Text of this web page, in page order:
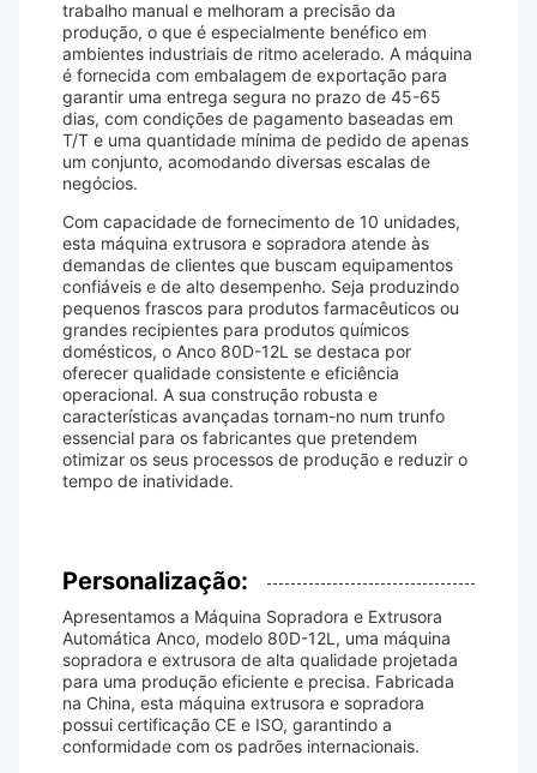
trabalho manual e melhoram a precisão da
produção, o que é especialmente benéfico em
ambientes industriais de ritmo acelerado. A máquina
é fornecida com embalagem de exportação para
garantir uma entrega segura no prazo de 45-65
dias, com condições de pagamento baseadas em
T/T e uma quantidade mínima de pedido de apenas
um conjunto, acomodando diversas escalas de
negócios.
Com capacidade de fornecimento de 10 unidades,
esta máquina extrusora e sopradora atende às
demandas de clientes que buscam equipamentos
confiáveis ​​e de alto desempenho. Seja produzindo
pequenos frascos para produtos farmacêuticos ou
grandes recipientes para produtos químicos
domésticos, o Anco 80D-12L se destaca por
oferecer qualidade consistente e eficiência
operacional. A sua construção robusta e
características avançadas tornam-no num trunfo
essencial para os fabricantes que pretendem
otimizar os seus processos de produção e reduzir o
tempo de inatividade.
Personalização:
Apresentamos a Máquina Sopradora e Extrusora
Automática Anco, modelo 80D-12L, uma máquina
sopradora e extrusora de alta qualidade projetada
para uma produção eficiente e precisa. Fabricada
na China, esta máquina extrusora e sopradora
possui certificação CE e ISO, garantindo a
conformidade com os padrões internacionais.